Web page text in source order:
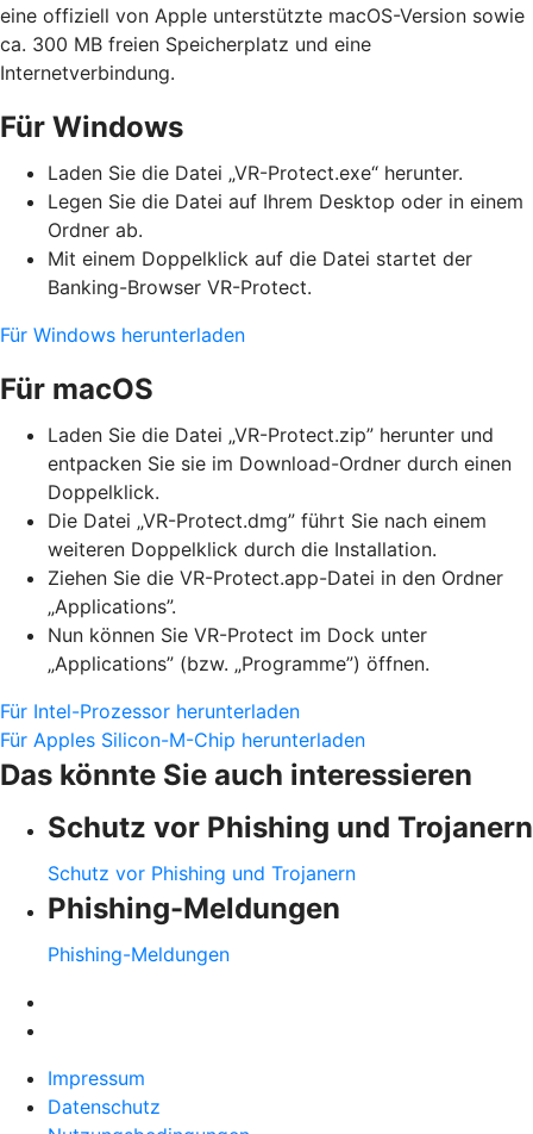
eine offiziell von Apple unterstützte macOS-Version sowie
ca. 300 MB freien Speicherplatz und eine
Internetverbindung.
Für Windows
Laden Sie die Datei „VR-Protect.exe“ herunter.
Legen Sie die Datei auf Ihrem Desktop oder in einem
Ordner ab.
Mit einem Doppelklick auf die Datei startet der
Banking-Browser VR-Protect.
Für Windows herunterladen
Für macOS
Laden Sie die Datei „VR-Protect.zip” herunter und
entpacken Sie sie im Download-Ordner durch einen
Doppelklick.
Die Datei „VR-Protect.dmg” führt Sie nach einem
weiteren Doppelklick durch die Installation.
Ziehen Sie die VR-Protect.app-Datei in den Ordner
„Applications”.
Nun können Sie VR-Protect im Dock unter
„Applications” (bzw. „Programme”) öffnen.
Für Intel-Prozessor herunterladen
Für Apples Silicon-M-Chip herunterladen
Das könnte Sie auch interessieren
Schutz vor Phishing und Trojanern
Schutz vor Phishing und Trojanern
Phishing-Meldungen
Phishing-Meldungen
Impressum
Datenschutz